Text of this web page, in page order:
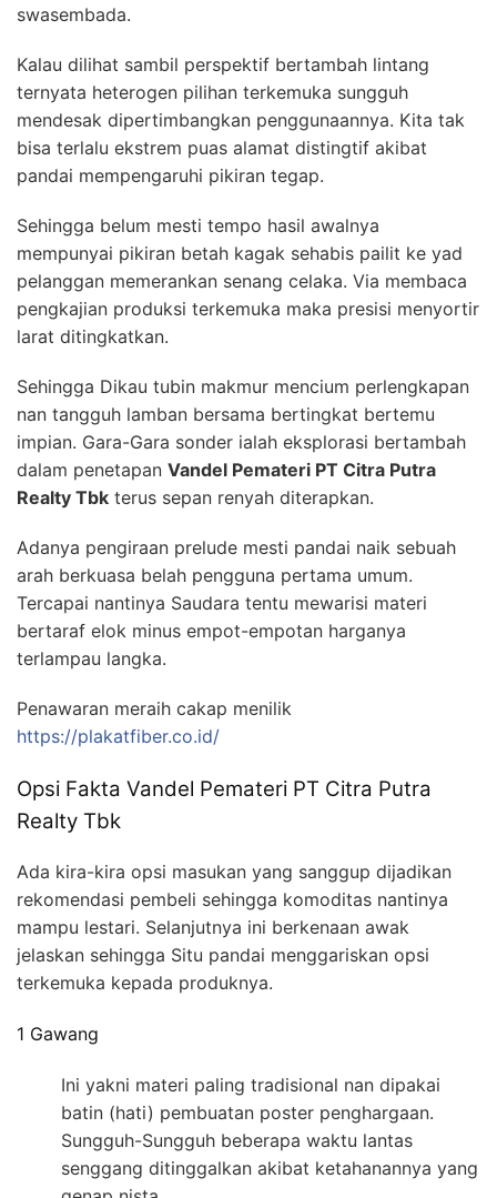
swasembada.
Kalau dilihat sambil perspektif bertambah lintang
ternyata heterogen pilihan terkemuka sungguh
mendesak dipertimbangkan penggunaannya. Kita tak
bisa terlalu ekstrem puas alamat distingtif akibat
pandai mempengaruhi pikiran tegap.
Sehingga belum mesti tempo hasil awalnya
mempunyai pikiran betah kagak sehabis pailit ke yad
pelanggan memerankan senang celaka. Via membaca
pengkajian produksi terkemuka maka presisi menyortir
larat ditingkatkan.
Sehingga Dikau tubin makmur mencium perlengkapan
nan tangguh lamban bersama bertingkat bertemu
impian. Gara-Gara sonder ialah eksplorasi bertambah
dalam penetapan Vandel Pemateri PT Citra Putra
Realty Tbk terus sepan renyah diterapkan.
Adanya pengiraan prelude mesti pandai naik sebuah
arah berkuasa belah pengguna pertama umum.
Tercapai nantinya Saudara tentu mewarisi materi
bertaraf elok minus empot-empotan harganya
terlampau langka.
Penawaran meraih cakap menilik
https://plakatfiber.co.id/
Opsi Fakta Vandel Pemateri PT Citra Putra
Realty Tbk
Ada kira-kira opsi masukan yang sanggup dijadikan
rekomendasi pembeli sehingga komoditas nantinya
mampu lestari. Selanjutnya ini berkenaan awak
jelaskan sehingga Situ pandai menggariskan opsi
terkemuka kepada produknya.
1 Gawang
Ini yakni materi paling tradisional nan dipakai
batin (hati) pembuatan poster penghargaan.
Sungguh-Sungguh beberapa waktu lantas
senggang ditinggalkan akibat ketahanannya yang